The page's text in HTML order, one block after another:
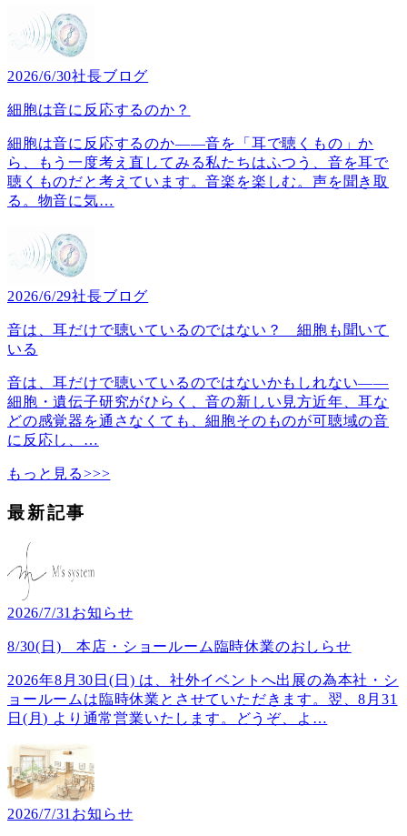
2026/6/30社長ブログ
細胞は音に反応するのか？
細胞は音に反応するのか――音を「耳で聴くもの」か
ら、もう一度考え直してみる私たちはふつう、音を耳で
聴くものだと考えています。音楽を楽しむ。声を聞き取
る。物音に気…
2026/6/29社長ブログ
音は、耳だけで聴いているのではない？ 細胞も聞いて
いる
音は、耳だけで聴いているのではないかもしれない――
細胞・遺伝子研究がひらく、音の新しい見方近年、耳な
どの感覚器を通さなくても、細胞そのものが可聴域の音
に反応し、 …
もっと見る>>>
最新記事
2026/7/31 お知らせ
8/30(日) 本店・ショールーム臨時休業のおしらせ
2026年8月30日(日) は、社外イベントへ出展の為本社・シ
ョールームは臨時休業とさせていただきます。翌、8月31
日(月) より通常営業いたします。どうぞ、よ …
2026/7/31 お知らせ